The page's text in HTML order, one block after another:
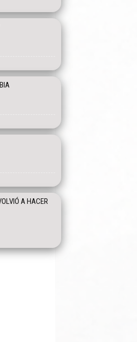
A HACER